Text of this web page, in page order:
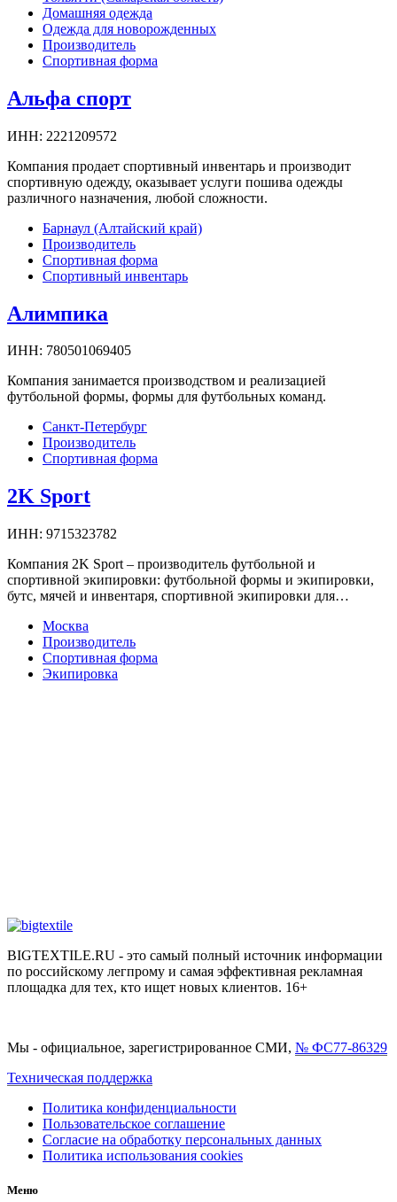
Домашняя одежда
Одежда для новорожденных
Производитель
Спортивная форма
Альфа спорт
ИНН: 2221209572
Компания продает спортивный инвентарь и производит
спортивную одежду, оказывает услуги пошива одежды
различного назначения, любой сложности.
Барнаул (Алтайский край)
Производитель
Спортивная форма
Спортивный инвентарь
Алимпика
ИНН: 780501069405
Компания занимается производством и реализацией
футбольной формы, формы для футбольных команд.
Санкт-Петербург
Производитель
Спортивная форма
2K Sport
ИНН: 9715323782
Компания 2K Sport – производитель футбольной и
спортивной экипировки: футбольной формы и экипировки,
бутс, мячей и инвентаря, спортивной экипировки для…
Москва
Производитель
Спортивная форма
Экипировка
BIGTEXTILE.RU - это самый полный источник информации
по российскому легпрому и самая эффективная рекламная
площадка для тех, кто ищет новых клиентов. 16+
Мы - официальное, зарегистрированное СМИ, № ФС77-86329
Техническая поддержка
Политика конфиденциальности
Пользовательское соглашение
Согласие на обработку персональных данных
Политика использования cookies
Меню